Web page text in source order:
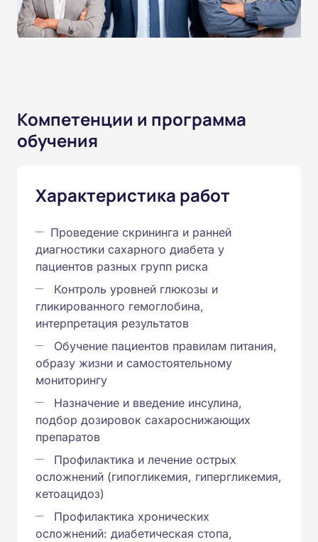
Компетенции и программа
обучения
Характеристика работ
Проведение скрининга и ранней
диагностики сахарного диабета у
пациентов разных групп риска
Контроль уровней глюкозы и
гликированного гемоглобина,
интерпретация результатов
Обучение пациентов правилам питания,
образу жизни и самостоятельному
мониторингу
Назначение и введение инсулина,
подбор дозировок сахароснижающих
препаратов
Профилактика и лечение острых
осложнений (гипогликемия, гипергликемия,
кетоацидоз)
Профилактика хронических
осложнений: диабетическая стопа,